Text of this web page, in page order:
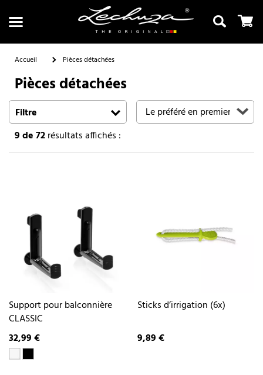
Recherche
Accueil Pièces détachées
Pièces détachées
Filtre
9de 72résultats affichés :
Support pour balconnière
CLASSIC
32,99 €
Sticks d’irrigation (6x)
9,89 €